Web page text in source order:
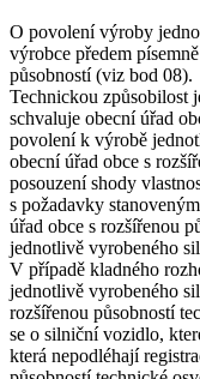
O povolení výroby
výrobce předem
působností (viz bod 08).
Technickou způsobilost
schvaluje obecní úřad
povolení k výrobě
obecní úřad obce s
posouzení shody
s požadavky
úřad obce s rozšířenou
jednotlivě vyrobeného
V případě kladného
jednotlivě vyrobeného
rozšířenou působností
se o silniční vozidlo,
která nepodléhají